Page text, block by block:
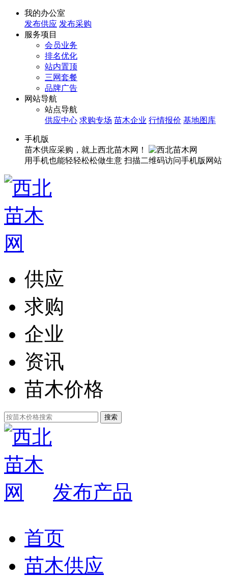
我的办公室
发布供应 发布采购
服务项目
会员业务
排名优化
站内置顶
三网套餐
品牌广告
网站导航
站点导航
供应中心 求购专场 苗木企业 行情报价 基地图库
手机版
苗木供应采购，就上西北苗木网！
用手机也能轻轻松松做生意 扫描二维码访问手机版网站
供应
求购
企业
资讯
苗木价格
发布产品
首页
苗木供应